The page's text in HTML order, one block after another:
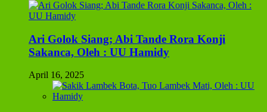
Ari Golok Siang; Abi Tande Rora Konji
Sakanca, Oleh : UU Hamidy
April 16, 2025